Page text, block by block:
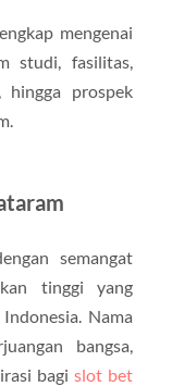
mengenai
studi, fasilitas,
hingga prospek
semangat
tinggi yang
Nama
bangsa,
bagislot bet